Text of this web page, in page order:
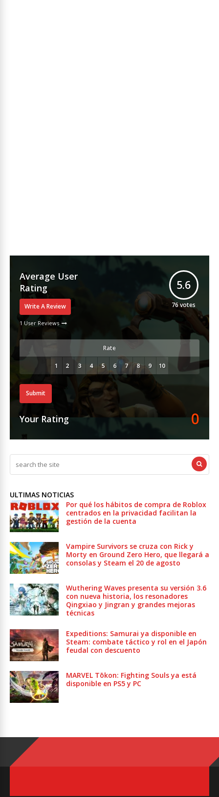
Average User
Rating
Write A Review
1 User Reviews
5.6
76votes
Rate
Submit
Your Rating 0
ULTIMAS NOTICIAS
Por qué los hábitos de compra de Roblox
centrados en la privacidad facilitan la
gestión de la cuenta
Vampire Survivors se cruza con Rick y
Morty en Ground Zero Hero, que llegará a
consolas y Steam el 20 de agosto
Wuthering Waves presenta su versión 3.6
con nueva historia, los resonadores
Qingxiao y Jingran y grandes mejoras
técnicas
Expeditions: Samurai ya disponible en
Steam: combate táctico y rol en el Japón
feudal con descuento
MARVEL Tōkon: Fighting Souls ya está
disponible en PS5 y PC